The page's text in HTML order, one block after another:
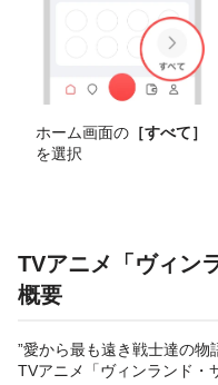
ホーム画面の ［すべて］
を選択
TVアニメ「ヴィン
概要
”愛から最も遠き戦士達の物
TVアニメ「ヴィンランド・